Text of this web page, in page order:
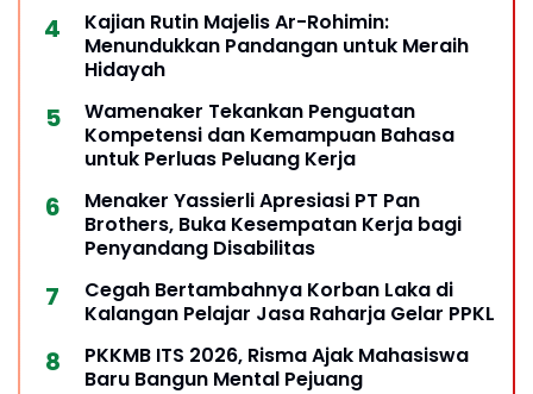
Kajian Rutin Majelis Ar-Rohimin:
Menundukkan Pandangan untuk Meraih
Hidayah
Wamenaker Tekankan Penguatan
Kompetensi dan Kemampuan Bahasa
untuk Perluas Peluang Kerja
Menaker Yassierli Apresiasi PT Pan
Brothers, Buka Kesempatan Kerja bagi
Penyandang Disabilitas
Cegah Bertambahnya Korban Laka di
Kalangan Pelajar Jasa Raharja Gelar PPKL
PKKMB ITS 2026, Risma Ajak Mahasiswa
Baru Bangun Mental Pejuang